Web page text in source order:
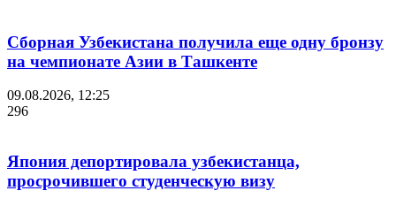
Сборная Узбекистана получила еще одну бронзу
на чемпионате Азии в Ташкенте
09.08.2026, 12:25
296
Япония депортировала узбекистанца,
просрочившего студенческую визу